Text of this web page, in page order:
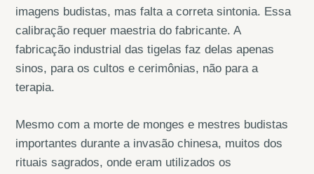
imagens budistas, mas falta a correta sintonia. Essa
calibração requer maestria do fabricante. A
fabricação industrial das tigelas faz delas apenas
sinos, para os cultos e cerimônias, não para a
terapia.
Mesmo com a morte de monges e mestres budistas
importantes durante a invasão chinesa, muitos dos
rituais sagrados, onde eram utilizados os